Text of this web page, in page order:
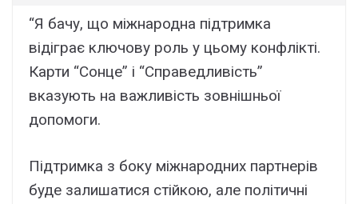
“Я бачу, що міжнародна підтримка
відіграє ключову роль у цьому конфлікті.
Карти “Сонце” і “Справедливість”
вказують на важливість зовнішньої
допомоги.
Підтримка з боку міжнародних партнерів
буде залишатися стійкою, але політичні